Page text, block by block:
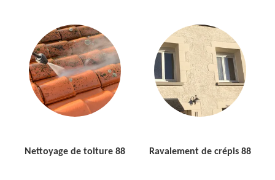
Nettoyage de toiture 88 Ravalement de crépis 88